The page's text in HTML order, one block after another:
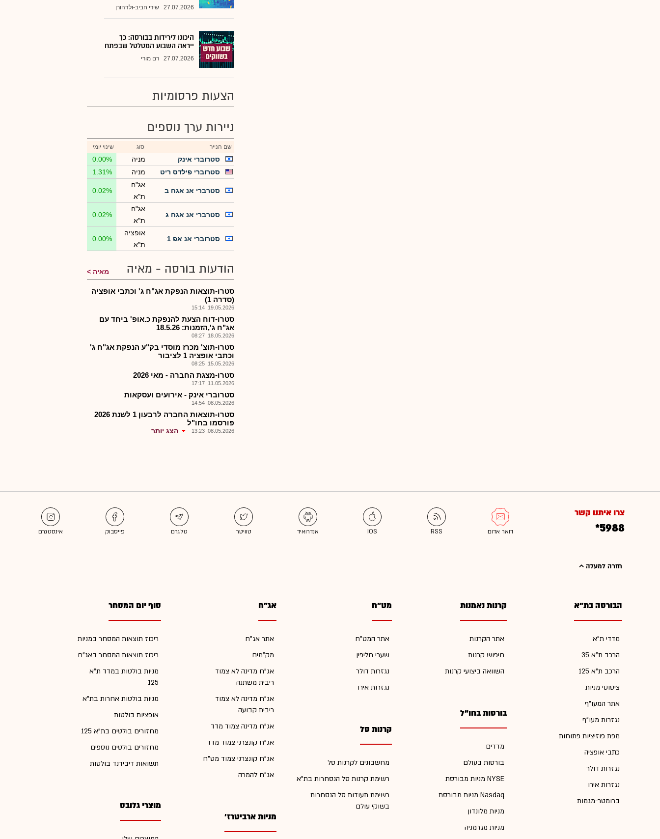
27.07.2026 שירי חביב-ולדהורן
היכונו לירידות בבורסה: כך
ייראה השבוע המטלטל שבפתח
27.07.2026 רם מורי
הצעות פרסומיות
ניירות ערך נוספים
שם הנייר סוג שינוי יומי
סטרוברי אינק מניה
0.00%
סטרוברי פילדס ריט
מניה 1.31%
סטרברי אנ אגח ב
אג"ח
ת"א
0.02%
סטרברי אנ אגח ג
אג"ח
ת"א
0.02%
סטרוברי אנ אפ 1
אופציה
ת"א
0.00%
הודעות בורסה - מאיה מאיה
סטרו-תוצאות הנפקת אג"ח ג' וכתבי אופציה
(סדרה 1)
19.05.2026, 15:14
סטרו-דוח הצעת להנפקת כ.אופ' ביחד עם
אג"ח ג',הזמנות: 18.5.26
18.05.2026, 08:27
סטרו-תוצ' מכרז מוסדי בק"ע הנפקת אג"ח ג'
וכתבי אופציה 1 לציבור
15.05.2026, 08:25
סטרו-מצגת החברה - מאי 2026
11.05.2026, 17:17
סטרוברי אינק - אירועים ועסקאות
08.05.2026, 14:54
סטרו-תוצאות החברה לרבעון 1 לשנת 2026
פורסמו בחו"ל
08.05.2026, 13:23 הצג יותר
צרו איתנו קשר
*5988
חזרה למעלה
הבורסה בת"א
מדדי ת"א
הרכב ת"א 35
הרכב ת"א 125
ציטוטי מניות
אתר המעו"ף
נגזרות מעו"ף
מפת פוזיציות פתוחות
כתבי אופציה
נגזרות דולר
נגזרות אירו
ברומטר-מגמות
קרנות נאמנות
אתר הקרנות
חיפוש קרנות
השוואה ביצועי קרנות
בורסות בחו"ל
מדדים
בורסות בעולם
מניות מבורסת NYSE
מניות מבורסת Nasdaq
מניות מלונדון
מניות מגרמניה
מט"ח
אתר המט"ח
שערי חליפין
נגזרות דולר
נגזרות אירו
קרנות סל
מחשבונים לקרנות סל
רשימת קרנות סל הנסחרות בת"א
רשימת תעודות סל הנסחרות
בשוקי עולם
אג"ח
אתר אג"ח
מק"מים
אג"ח מדינה לא צמוד
ריבית משתנה
אג"ח מדינה לא צמוד
ריבית קבועה
אג"ח מדינה צמוד מדד
אג"ח קונצרני צמוד מדד
אג"ח קונצרני צמוד מט"ח
אג"ח להמרה
מניות ארביטרז'
סוף יום המסחר
ריכוז תוצאות המסחר במניות
ריכוז תוצאות המסחר באג"ח
מניות בולטות במדד ת"א
125
מניות בולטות אחרות בת"א
אופציות בולטות
מחזורים בולטים בת"א 125
מחזורים בולטים נוספים
תשואות דיבידנד בולטות
מוצרי גלובס